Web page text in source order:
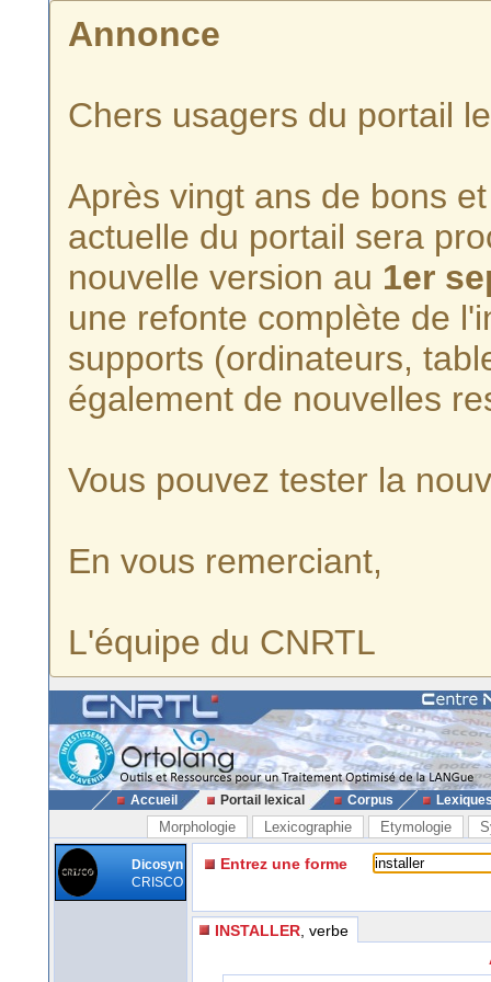
Annonce
Chers usagers du portail
Après vingt ans de bons
actuelle du portail sera
nouvelle version au 1er
une refonte complète de
supports (ordinateurs,
également de nouvelles
Vous pouvez tester la
En vous remerciant,
L'équipe du CNRTL
Accueil Portail lexical Corpus
Morphologie Lexicographie Etymologie
Dicosyn
CRISCO
Entrez une forme
INSTALLER , verbe